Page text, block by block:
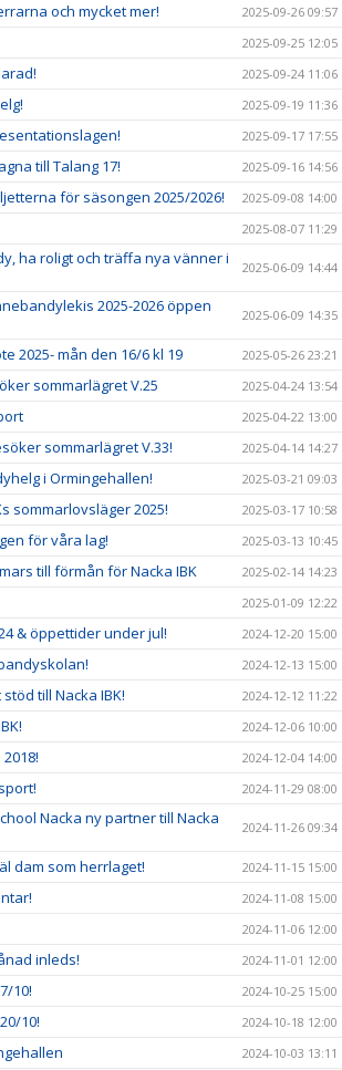
och mycket mer! 2025-09-26 09:57
2025-09-25 12:05
2025-09-24 11:06
2025-09-19 11:36
2025-09-17 17:55
till Talang 17! 2025-09-16 14:56
för säsongen 2025/2026! 2025-09-08 14:00
2025-08-07 11:29
ha roligt och träffa nya vänner i
2025-06-09 14:44
2025-2026 öppen
2025-06-09 14:35
2025- mån den 16/6 kl 19 2025-05-26 23:21
sommarlägret V.25 2025-04-24 13:54
2025-04-22 13:00
sommarlägret V.33! 2025-04-14 14:27
i Ormingehallen! 2025-03-21 09:03
sommarlovsläger 2025! 2025-03-17 10:58
för våra lag! 2025-03-13 10:45
till förmån för Nacka IBK 2025-02-14 14:23
2025-01-09 12:22
& öppettider under jul! 2024-12-20 15:00
2024-12-13 15:00
till Nacka IBK! 2024-12-12 11:22
2024-12-06 10:00
2024-12-04 14:00
2024-11-29 08:00
Nacka ny partner till Nacka
2024-11-26 09:34
dam som herrlaget! 2024-11-15 15:00
2024-11-08 15:00
2024-11-06 12:00
inleds! 2024-11-01 12:00
10! 2024-10-25 15:00
10! 2024-10-18 12:00
2024-10-03 13:11